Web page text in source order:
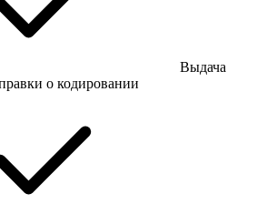
Выдача
о кодировании